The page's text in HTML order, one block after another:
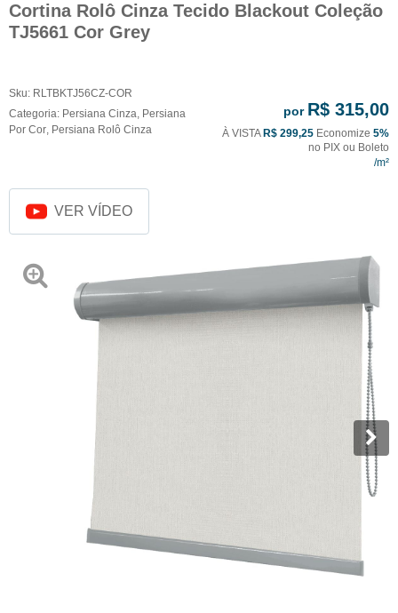
Cortina Rolô Cinza Tecido Blackout Coleção
TJ5661 Cor Grey
Sku: RLTBKTJ56CZ-COR
Categoria: Persiana Cinza, Persiana
Por Cor, Persiana Rolô Cinza
por R$ 315,00
À VISTA R$ 299,25 Economize 5%
no PIX ou Boleto
VER VÍDEO